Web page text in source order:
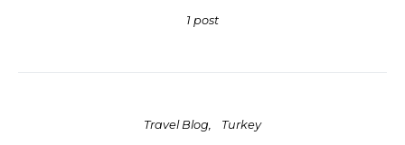
1 post
Travel Blog Turkey